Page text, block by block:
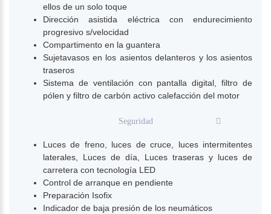
ellos de un solo toque
Dirección asistida eléctrica con endurecimiento
progresivo s/velocidad
Compartimento en la guantera
Sujetavasos en los asientos delanteros y los asientos
traseros
Sistema de ventilación con pantalla digital, filtro de
pólen y filtro de carbón activo calefacción del motor
Seguridad
Luces de freno, luces de cruce, luces intermitentes
laterales, Luces de día, Luces traseras y luces de
carretera con tecnología LED
Control de arranque en pendiente
Preparación Isofix
Indicador de baja presión de los neumáticos